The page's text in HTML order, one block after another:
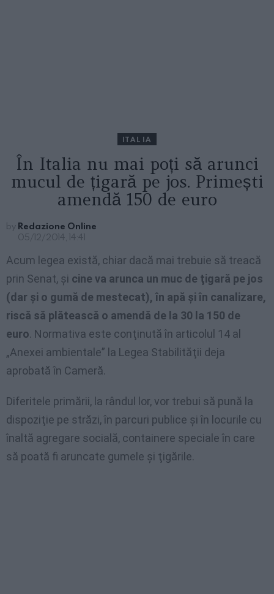
ITALIA
În Italia nu mai poți să arunci
mucul de țigară pe jos. Primești
amendă 150 de euro
by Redazione Online
05/12/2014, 14:41
Acum legea există, chiar dacă mai trebuie să treacă
prin Senat, şi cine va arunca un muc de ţigară pe jos
(dar şi o gumă de mestecat), în apă şi în canalizare,
riscă să plătească o amendă de la 30 la 150 de
euro. Normativa este conţinută în articolul 14 al
„Anexei ambientale” la Legea Stabilităţii deja
aprobată în Cameră.
Diferitele primării, la rândul lor, vor trebui să pună la
dispoziţie pe străzi, în parcuri publice şi în locurile cu
înaltă agregare socială, containere speciale în care
să poată fi aruncate gumele şi ţigările.